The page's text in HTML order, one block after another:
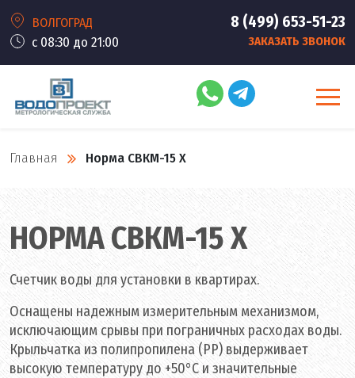
ВОЛГОГРАД
с 08:30 до 21:00
8 (499) 653-51-23
ЗАКАЗАТЬ ЗВОНОК
Главная Норма СВКМ-15 Х
НОРМА СВКМ-15 Х
Счетчик воды для установки в квартирах.
Оснащены надежным измерительным механизмом,
исключающим срывы при пограничных расходах воды.
Крыльчатка из полипропилена (PP) выдерживает
высокую температуру до +50°С и значительные